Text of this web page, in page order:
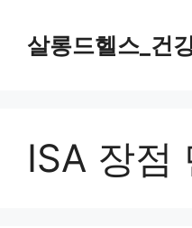
살롱드헬스_건
ISA 장점